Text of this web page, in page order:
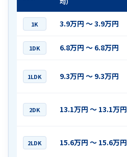
1K 3.9万円 〜 3.9万円
1DK 6.8万円 〜 6.8万円
1LDK 9.3万円 〜 9.3万円
2DK 13.1万円 〜 13.1万円
2LDK 15.6万円 〜 15.6万円